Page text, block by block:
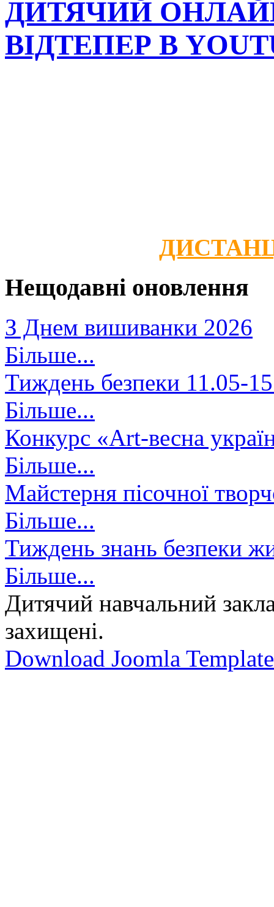
ДИТЯЧИЙ
ВІДТЕПЕР В
Нещодавні оновлення
З Днем вишиванки 2026
Більше...
Тиждень безпеки 11.05-
Більше...
Конкурс «Art-весна
Більше...
Майстерня пісочної
Більше...
Тиждень знань безпеки
Більше...
Дитячий навчальний
захищені.
Download Joomla